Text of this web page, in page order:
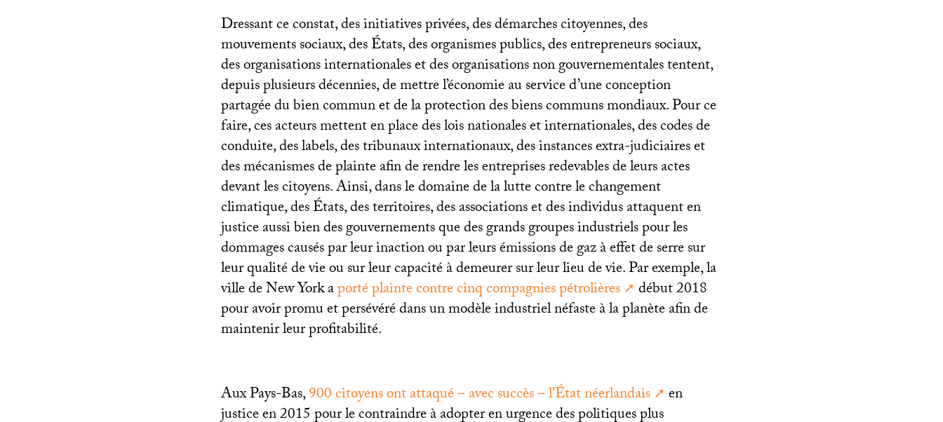
Dressant ce constat, des initiatives privées, des démarches citoyennes, des
mouvements sociaux, des États, des organismes publics, des entrepreneurs sociaux,
des organisations internationales et des organisations non gouvernementales tentent,
depuis plusieurs décennies, de mettre l’économie au service d’une conception
partagée du bien commun et de la protection des biens communs mondiaux. Pour ce
faire, ces acteurs mettent en place des lois nationales et internationales, des codes de
conduite, des labels, des tribunaux internationaux, des instances extra-judiciaires et
des mécanismes de plainte afin de rendre les entreprises redevables de leurs actes
devant les citoyens. Ainsi, dans le domaine de la lutte contre le changement
climatique, des États, des territoires, des associations et des individus attaquent en
justice aussi bien des gouvernements que des grands groupes industriels pour les
dommages causés par leur inaction ou par leurs émissions de gaz à effet de serre sur
leur qualité de vie ou sur leur capacité à demeurer sur leur lieu de vie. Par exemple, la
ville de New York aporté plainte contre cinq compagnies pétrolières
début 2018
pour avoir promu et persévéré dans un modèle industriel néfaste à la planète afin de
maintenir leur profitabilité.
Aux Pays-Bas,900 citoyens ont attaqué – avec succès – l’État néerlandais
en
justice en 2015 pour le contraindre à adopter en urgence des politiques plus